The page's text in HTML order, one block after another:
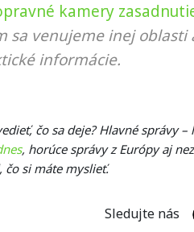
kamery
sa venujeme inej
informácie.
čo sa deje? Hlavné správy
, horúce správy z Európy aj
čo si máte myslieť.
Sledujte nás